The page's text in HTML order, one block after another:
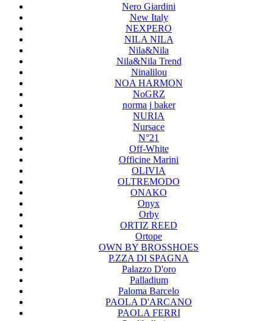
Nero Giardini
New Italy
NEXPERO
NILA NILA
Nila&Nila
Nila&Nila Trend
Ninalilou
NOA HARMON
NoGRZ
norma j baker
NURIA
Nursace
N°21
Off-White
Officine Marini
OLIVIA
OLTREMODO
ONAKO
Onyx
Orby
ORTIZ REED
Ortope
OWN BY BROSSHOES
P.ZZA DI SPAGNA
Palazzo D'oro
Palladium
Paloma Barcelo
PAOLA D'ARCANO
PAOLA FERRI